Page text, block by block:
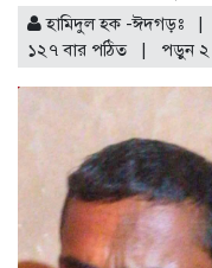
হামিদুল হক -ঈদগড়ঃ
১২৭ বার পঠিত
| পড়ুন ২